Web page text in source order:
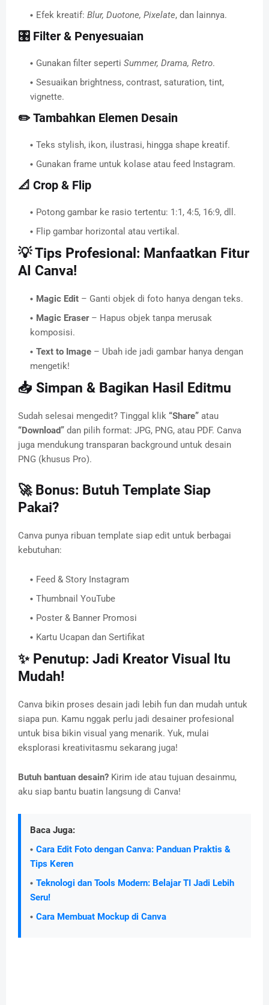
Efek kreatif: Blur, Duotone, Pixelate, dan lainnya.
🎛️ Filter & Penyesuaian
Gunakan filter seperti Summer, Drama, Retro.
Sesuaikan brightness, contrast, saturation, tint,
vignette.
✏️ Tambahkan Elemen Desain
Teks stylish, ikon, ilustrasi, hingga shape kreatif.
Gunakan frame untuk kolase atau feed Instagram.
📐 Crop & Flip
Potong gambar ke rasio tertentu: 1:1, 4:5, 16:9, dll.
Flip gambar horizontal atau vertikal.
💡 Tips Profesional: Manfaatkan Fitur
AI Canva!
Magic Edit – Ganti objek di foto hanya dengan teks.
Magic Eraser– Hapus objek tanpa merusak
komposisi.
Text to Image – Ubah ide jadi gambar hanya dengan
mengetik!
📥 Simpan & Bagikan Hasil Editmu
Sudah selesai mengedit? Tinggal klik “Share” atau
“Download” dan pilih format: JPG, PNG, atau PDF. Canva
juga mendukung transparan background untuk desain
PNG (khusus Pro).
🚀 Bonus: Butuh Template Siap
Pakai?
Canva punya ribuan template siap edit untuk berbagai
kebutuhan:
Feed & Story Instagram
Thumbnail YouTube
Poster & Banner Promosi
Kartu Ucapan dan Sertifikat
✨ Penutup: Jadi Kreator Visual Itu
Mudah!
Canva bikin proses desain jadi lebih fun dan mudah untuk
siapa pun. Kamu nggak perlu jadi desainer profesional
untuk bisa bikin visual yang menarik. Yuk, mulai
eksplorasi kreativitasmu sekarang juga!
Butuh bantuan desain? Kirim ide atau tujuan desainmu,
aku siap bantu buatin langsung di Canva!
Baca Juga:
Cara Edit Foto dengan Canva: Panduan Praktis &
Tips Keren
Teknologi dan Tools Modern: Belajar TI Jadi Lebih
Seru!
Cara Membuat Mockup di Canva